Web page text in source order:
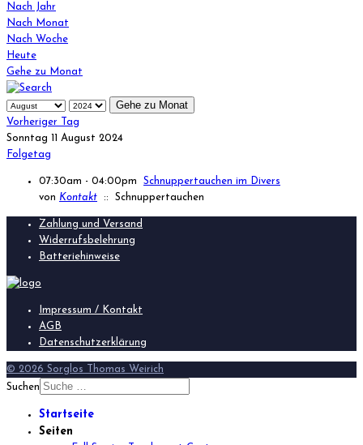
Nach Jahr
Nach Monat
Nach Woche
Heute
Gehe zu Monat
Gehe zu Monat
Vorheriger Tag
Sonntag 11 August 2024
Folgetag
07:30am - 04:00pm Schnuppertauchen im Divers
von Kontakt :: Schnuppertauchen
Zahlung und Versand
Widerrufsbelehrung
Batteriehinweise
Impressum / Kontakt
AGB
Datenschutzerklärung
© 2026 Sorglos Thomas Weirich
Suchen
Startseite
Seiten